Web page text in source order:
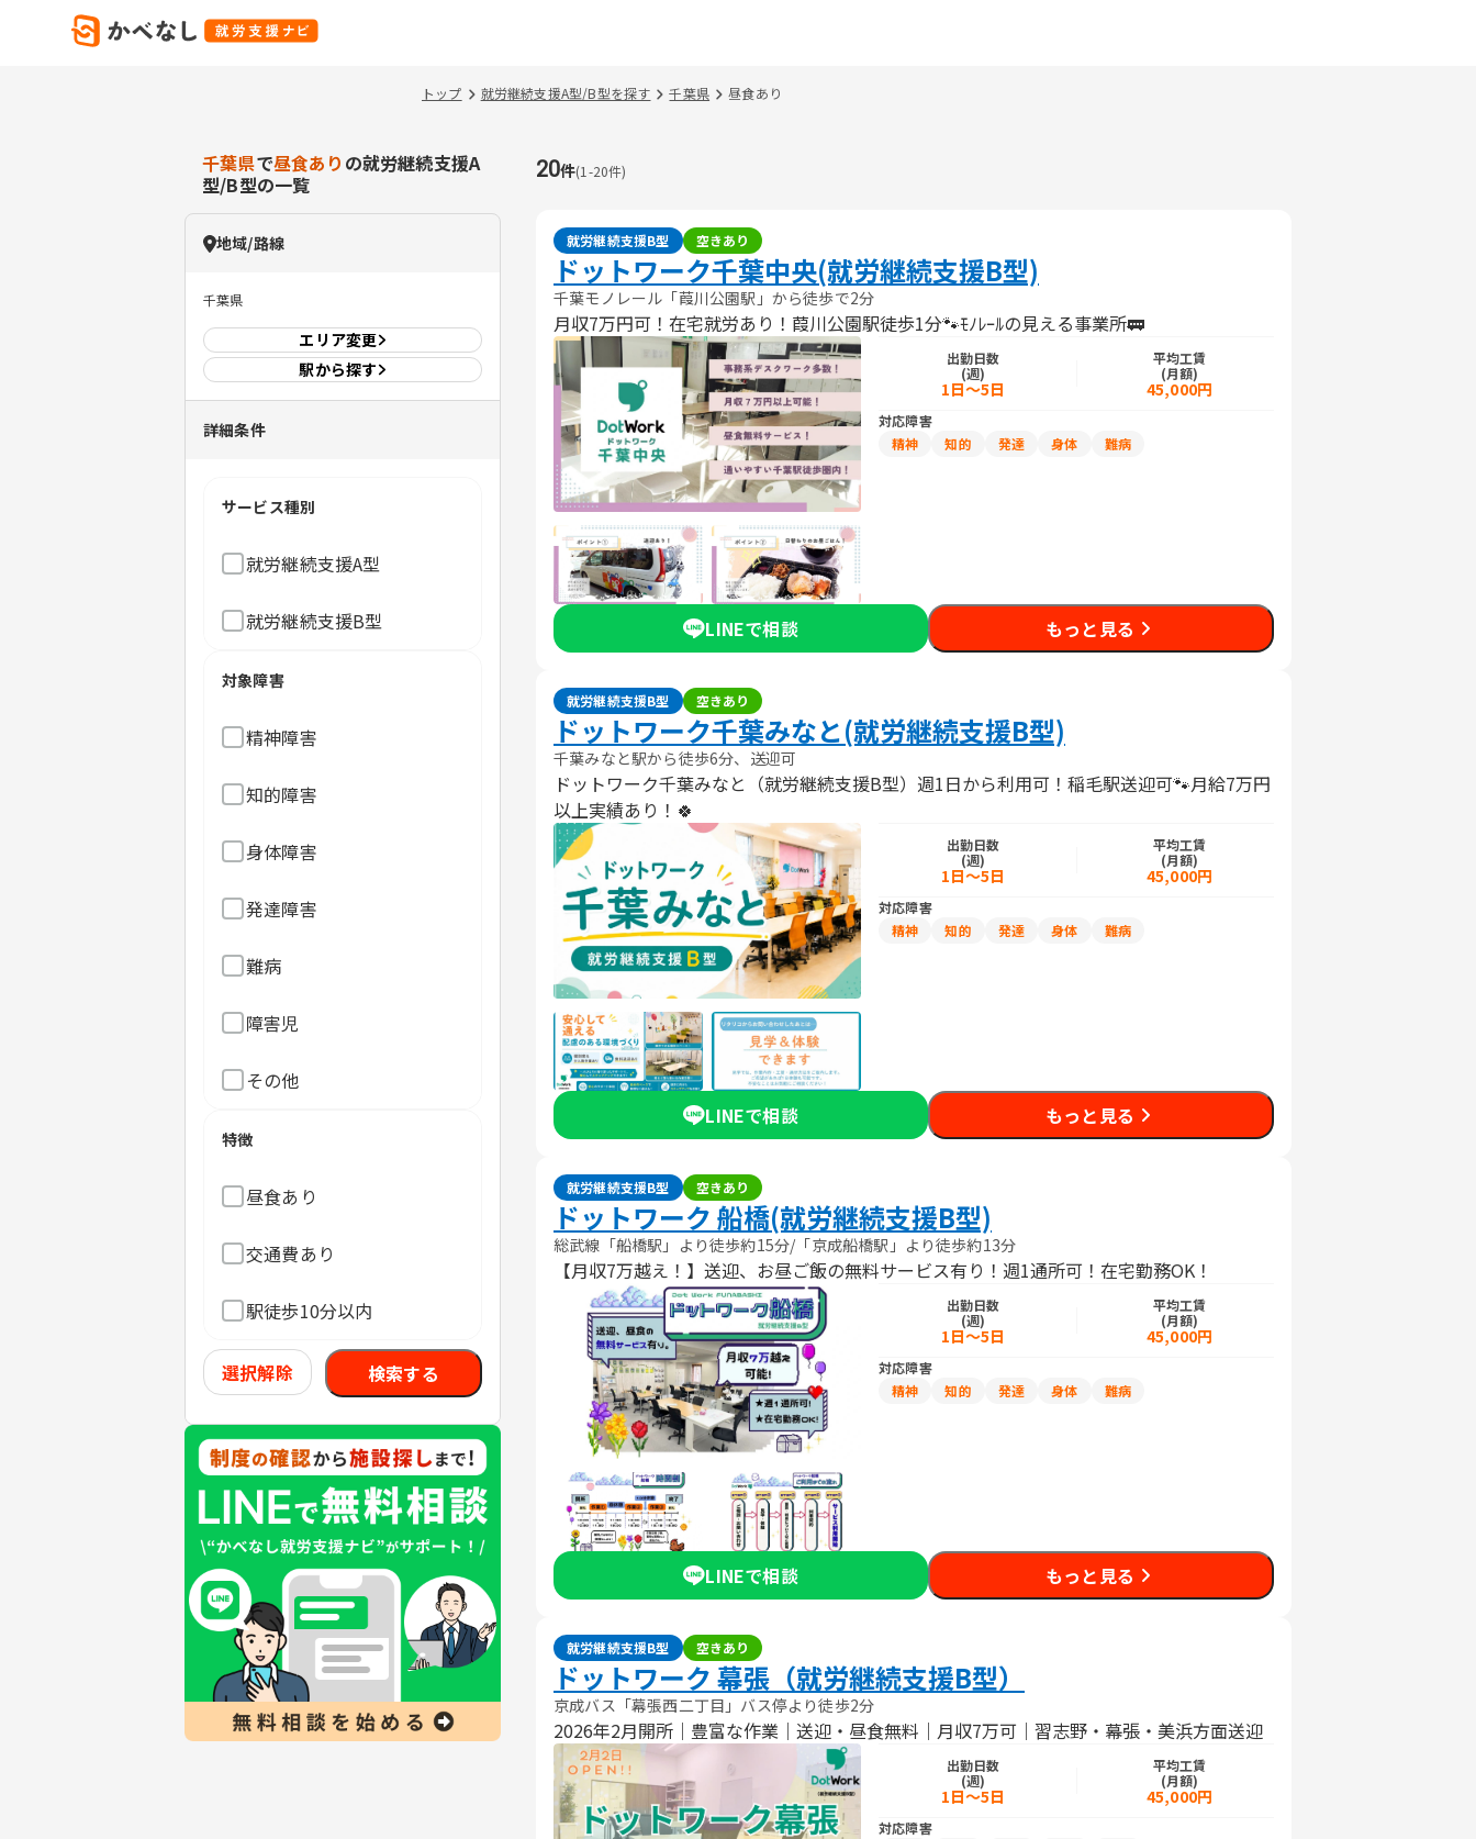
トップ 就労継続支援A型/B型を探す 千葉県 昼食あり
千葉県で昼食あり の就労継続支援A
型/B型の一覧
地域/路線
千葉県
エリア変更
駅から探す
詳細条件
サービス種別
就労継続支援A型
就労継続支援B型
対象障害
精神障害
知的障害
身体障害
発達障害
難病
障害児
その他
特徴
昼食あり
交通費あり
駅徒歩10分以内
選択解除 検索する
20件(1 -20件)
就労継続支援B型 空きあり
ドットワーク千葉中央(就労継続支援B型)
千葉モノレール「葭川公園駅」から徒歩で2分
月収7万円可！在宅就労あり！葭川公園駅徒歩1分🐾ﾓﾉﾚｰﾙの見える事業所🚃
出勤日数
(週)
1日～5日
平均工賃
(月額)
45,000円
対応障害
精神
知的 発達 身体 難病
LINEで相談 もっと見る
就労継続支援B型 空きあり
ドットワーク千葉みなと(就労継続支援B型)
千葉みなと駅から徒歩6分、送迎可
ドットワーク千葉みなと（就労継続支援B型）週1日から利用可！稲毛駅送迎可🐾月給7万円
以上実績あり！🍀
出勤日数
(週)
1日～5日
平均工賃
(月額)
45,000円
対応障害
精神
知的 発達 身体 難病
LINEで相談 もっと見る
就労継続支援B型 空きあり
ドットワーク 船橋(就労継続支援B型)
総武線「船橋駅」より徒歩約15分/「京成船橋駅」より徒歩約13分
【月収7万越え！】送迎、お昼ご飯の無料サービス有り！週1通所可！在宅勤務OK！
出勤日数
(週)
1日～5日
平均工賃
(月額)
45,000円
対応障害
精神
知的 発達 身体 難病
LINEで相談 もっと見る
就労継続支援B型 空きあり
ドットワーク 幕張（就労継続支援B型）
京成バス「幕張西二丁目」バス停より徒歩2分
2026年2月開所｜豊富な作業｜送迎・昼食無料｜月収7万可｜習志野・幕張・美浜方面送迎
出勤日数
(週)
1日～5日
平均工賃
(月額)
45,000円
対応障害